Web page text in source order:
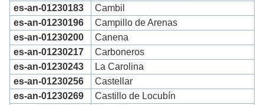
es-an-01230183
Cambil
es-an-01230196
Campillo de Arenas
es-an-01230200
Canena
es-an-01230217
Carboneros
es-an-01230243
La Carolina
es-an-01230256
Castellar
es-an-01230269
Castillo de Locubín